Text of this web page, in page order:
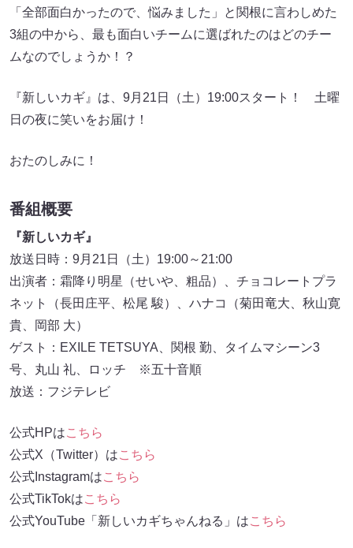
「全部面白かったので、悩みました」と関根に言わしめた
3組の中から、最も面白いチームに選ばれたのはどのチー
ムなのでしょうか！？
『新しいカギ』は、9月21日（土）19:00スタート！ 土曜
日の夜に笑いをお届け！
おたのしみに！
番組概要
『新しいカギ』
放送日時：9月21日（土）19:00～21:00
出演者：霜降り明星（せいや、粗品）、チョコレートプラ
ネット（長田庄平、松尾 駿）、ハナコ（菊田竜大、秋山寛
貴、岡部 大）
ゲスト：EXILE TETSUYA、関根 勤、タイムマシーン3
号、丸山 礼、ロッチ ※五十音順
放送：フジテレビ
公式HPはこちら
公式X（Twitter）はこちら
公式Instagramはこちら
公式TikTokはこちら
公式YouTube「新しいカギちゃんねる」はこちら